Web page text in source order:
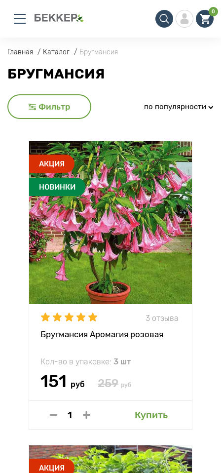
0
Главная Каталог Бругмансия
БРУГМАНСИЯ
Фильтр по популярности
АКЦИЯ
НОВИНКИ
3 отзыва
Бругмансия Аромагия розовая
Кол-во в упаковке: 3 шт
151 руб 259 руб
Купить
АКЦИЯ